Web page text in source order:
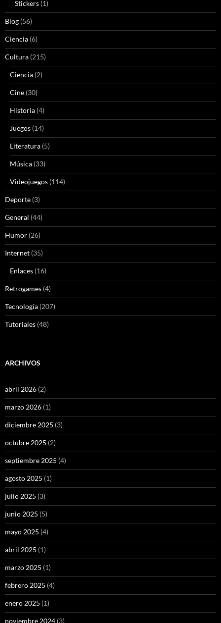
Stickers (1)
Blog (56)
Ciencia (6)
Cultura (215)
Ciencia (2)
Cine (30)
Historia (4)
Juegos (14)
Literatura (5)
Música (33)
Videojuegos (114)
Deporte (3)
General (44)
Humor (26)
Internet (35)
Enlaces (16)
Retrogames (4)
Tecnología (207)
Tutoriales (48)
ARCHIVOS
abril 2026 (2)
marzo 2026 (1)
diciembre 2025 (3)
octubre 2025 (2)
septiembre 2025 (4)
agosto 2025 (1)
julio 2025 (3)
junio 2025 (5)
mayo 2025 (4)
abril 2025 (1)
marzo 2025 (1)
febrero 2025 (4)
enero 2025 (1)
noviembre 2024 (3)